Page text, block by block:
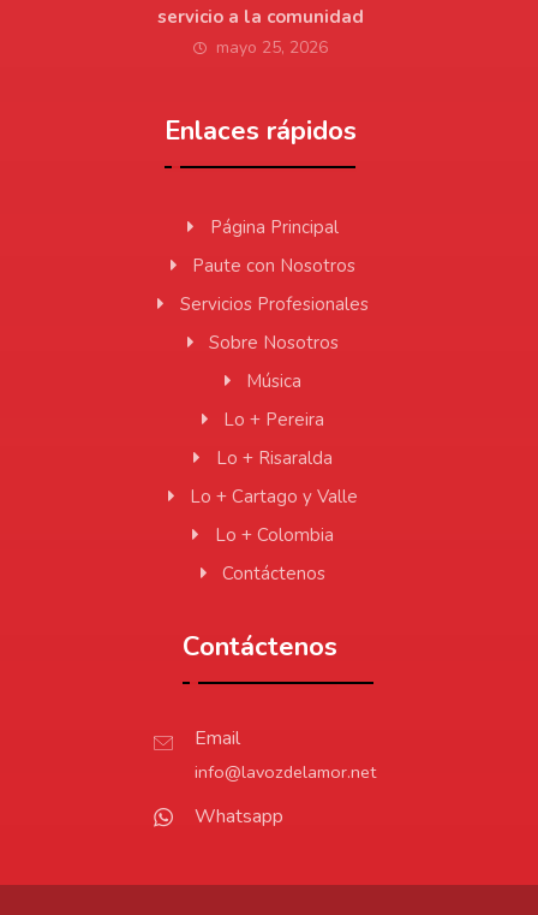
servicio a la comunidad
mayo 25, 2026
Enlaces rápidos
Página Principal
Paute con Nosotros
Servicios Profesionales
Sobre Nosotros
Música
Lo + Pereira
Lo + Risaralda
Lo + Cartago y Valle
Lo + Colombia
Contáctenos
Contáctenos
Email
info@lavozdelamor.net
Whatsapp